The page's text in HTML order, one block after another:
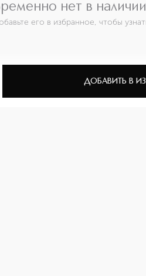
нет в наличии
его в избранное, чтобы
ДОБАВИТЬ В